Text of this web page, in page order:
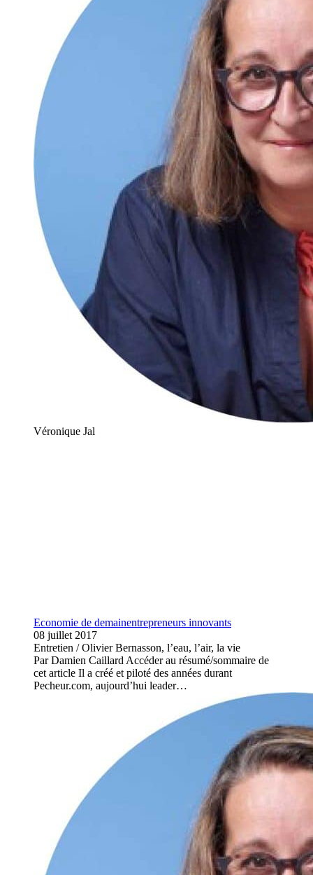
Véronique Jal
Economie de demainentrepreneurs innovants
08 juillet 2017
Entretien / Olivier Bernasson, l’eau, l’air, la vie
Par Damien Caillard Accéder au résumé/sommaire de
cet article Il a créé et piloté des années durant
Pecheur.com, aujourd’hui leader…